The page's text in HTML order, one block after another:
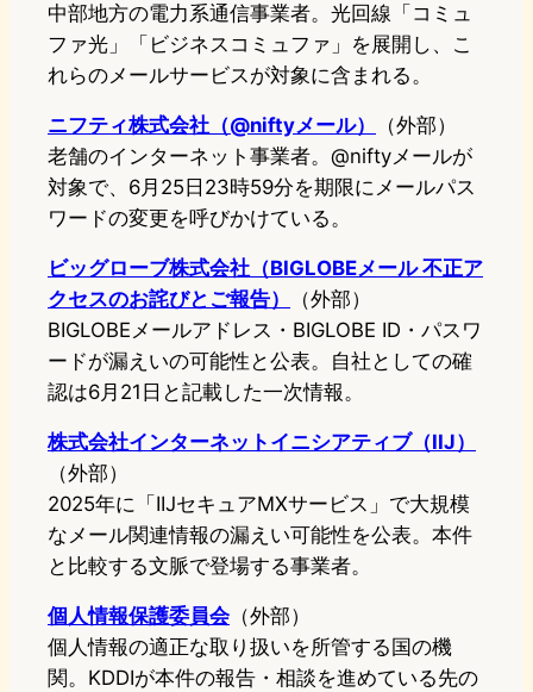
中部地方の電力系通信事業者。光回線「コミュ
ファ光」「ビジネスコミュファ」を展開し、こ
れらのメールサービスが対象に含まれる。
ニフティ株式会社（@niftyメール）
（外部）
老舗のインターネット事業者。@niftyメールが
対象で、6月25日23時59分を期限にメールパス
ワードの変更を呼びかけている。
ビッグローブ株式会社（BIGLOBEメール 不正ア
クセスのお詫びとご報告）
（外部）
BIGLOBEメールアドレス・BIGLOBE ID・パスワ
ードが漏えいの可能性と公表。自社としての確
認は6月21日と記載した一次情報。
株式会社インターネットイニシアティブ（IIJ）
（外部）
2025年に「IIJセキュアMXサービス」で大規模
なメール関連情報の漏えい可能性を公表。本件
と比較する文脈で登場する事業者。
個人情報保護委員会 （外部）
個人情報の適正な取り扱いを所管する国の機
関。KDDIが本件の報告・相談を進めている先の